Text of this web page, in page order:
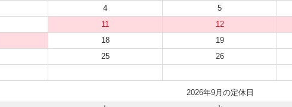
4 5
11 12
18 19
25 26
2026年9月の定休日